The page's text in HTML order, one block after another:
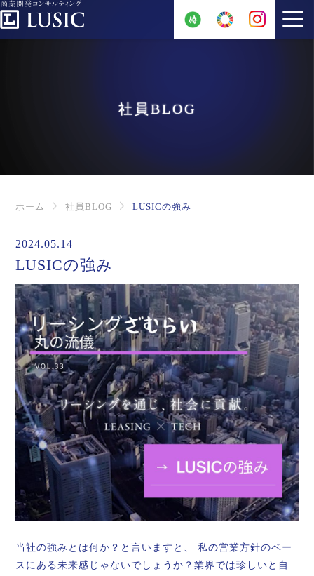
社員BLOG
ホーム 社員BLOG LUSICの強み
2024.05.14
LUSICの強み
当社の強みとは何か？と言いますと、 私の営業方針のベー
スにある未来感じゃないでしょうか？業界では珍しいと自